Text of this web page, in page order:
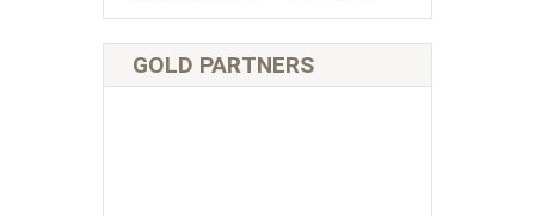
GOLD PARTNERS